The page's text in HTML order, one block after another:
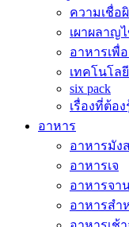
ความเชื่อ
เผาผลาญ
อาหารเพื่
เทคโนโล
six pack
เรื่องที่ต้อ
อาหาร
อาหารมัง
อาหารเจ
อาหารจา
อาหารสำ